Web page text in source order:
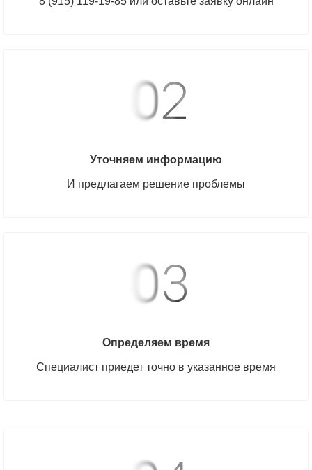
Уточняем информацию
И предлагаем решение проблемы
Определяем время
Специалист приедет точно в указанное время